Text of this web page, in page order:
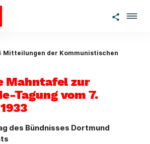
Mitteilungen der Kommunistischen
Mahntafel zur
Tagung vom 7.
des Bündnisses Dortmund